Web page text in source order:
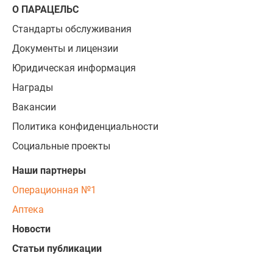
О ПАРАЦЕЛЬС
Стандарты обслуживания
Документы и лицензии
Юридическая информация
Награды
Вакансии
Политика конфиденциальности
Социальные проекты
Наши партнеры
Операционная №1
Аптека
Новости
Статьи публикации